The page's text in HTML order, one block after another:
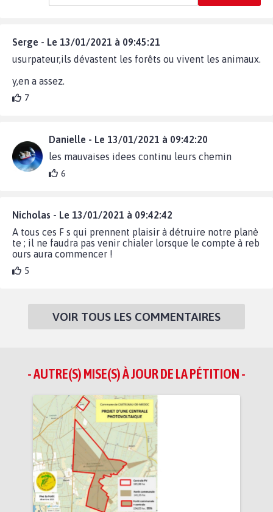
Serge - Le 13/01/2021 à 09:45:21
usurpateur,ils dévastent les forêts ou vivent les animaux.
y,en a assez.
7
Danielle - Le 13/01/2021 à 09:42:20
les mauvaises idees continu leurs chemin
6
Nicholas - Le 13/01/2021 à 09:42:42
A tous ces F s qui prennent plaisir à détruire notre planè
te ; il ne faudra pas venir chialer lorsque le compte à reb
ours aura commencer !
5
VOIR TOUS LES COMMENTAIRES
- AUTRE(S) MISE(S) À JOUR DE LA PÉTITION -